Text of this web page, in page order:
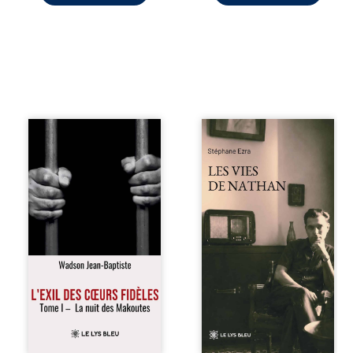
« Une nuit suffit
parfois pour briser
une famille… mais
certaines fidélités
traversent les
années. » Haïti,
sous la dictature
des Duvalier. La
peur s’étend
jusque dans les
villages les plus
reculés. À Bainet,
Jean-Joël Joli
mène une
avec sa famille.
Les vies de
Nathan est un
né en trois jours,
au printemps
2026. Pour la
première fois,
Stéphane Ezra,
médium, a pu
communiquer
avec son père,
disparu depuis
plus de vingt ans
et qu’il n’a jamais
connu. De ce
dialogue par-delà